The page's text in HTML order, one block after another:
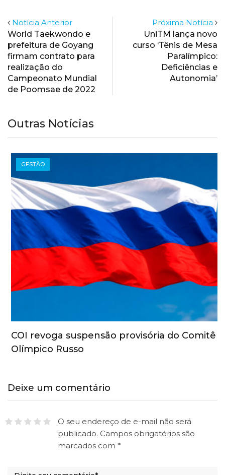
Notícia Anterior
World Taekwondo e
prefeitura de Goyang
firmam contrato para
realização do
Campeonato Mundial
de Poomsae de 2022
Próxima Notícia
UniTM lança novo
curso ‘Tênis de Mesa
Paralímpico:
Deficiências e
Autonomia’
Outras Notícias
GESTÃO
COI revoga suspensão provisória do Comitê
Olímpico Russo
Deixe um comentário
O seu endereço de e-mail não será
publicado. Campos obrigatórios são
marcados com *